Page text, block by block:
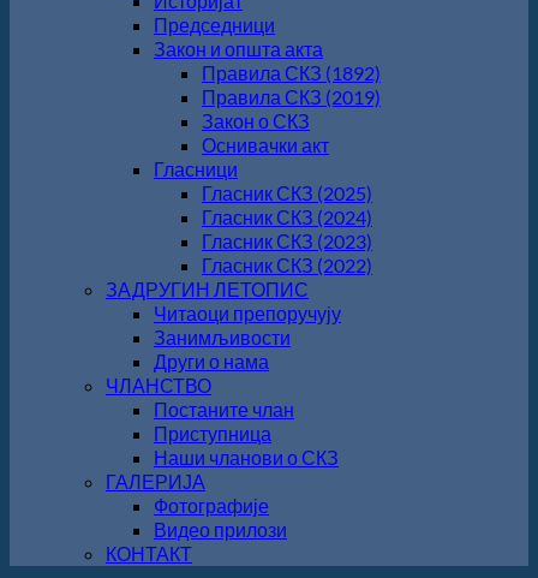
Председници
Закон и општа акта
Правила СКЗ (1892)
Правила СКЗ (2019)
Закон о СКЗ
Оснивачки акт
Гласници
Гласник СКЗ (2025)
Гласник СКЗ (2024)
Гласник СКЗ (2023)
Гласник СКЗ (2022)
ЗАДРУГИН ЛЕТОПИС
Читаоци препоручују
Занимљивости
Други о нама
ЧЛАНСТВО
Постаните члан
Приступница
Наши чланови о СКЗ
ГАЛЕРИЈА
Фотографије
Видео прилози
КОНТАКТ